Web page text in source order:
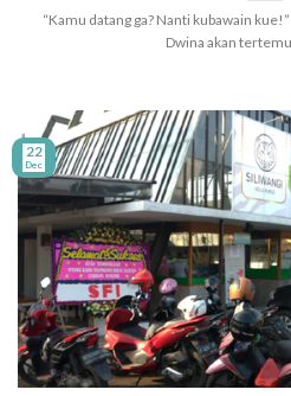
“Kamu datang ga? Nanti kubawain
Dwina akan
22
Dec